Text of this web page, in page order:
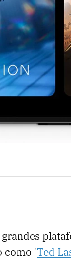
grandes
como 'Ted